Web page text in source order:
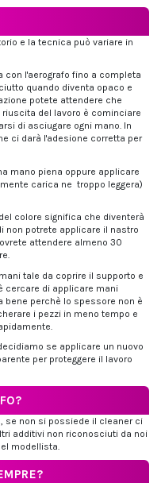
e la tecnica può variare in
con l'aerografo fino a completa
quando diventa opaco e
potete attendere che
del lavoro è cominciare
di asciugare ogni mano. In
ci darà l'adesione corretta per
mano piena oppure applicare
carica ne troppo leggera)
colore significa che diventerà
non potrete applicare il nastro
attendere almeno 30
tale da coprire il supporto e
cercare di applicare mani
bene perchè lo spessore non è
i pezzi in meno tempo e
se applicare un nuovo
per proteggere il lavoro
se non si possiede il cleaner ci
additivi non riconosciuti da noi
modellista.